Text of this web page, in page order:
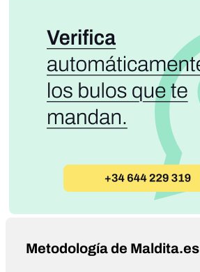
Metodología de Maldita.es